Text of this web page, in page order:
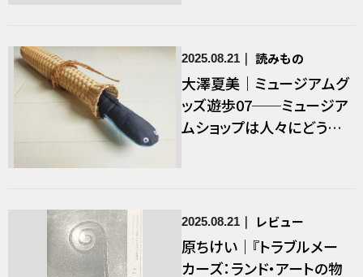
2025.08.21 読みもの
大澤夏美｜ミュージアムグ
ッズ遊歩07──ミュージア
ムショップは人々にどう受
2025.08.21 レビュー
原ちけい｜『トラブルメー
カーズ：ランド・アートの物